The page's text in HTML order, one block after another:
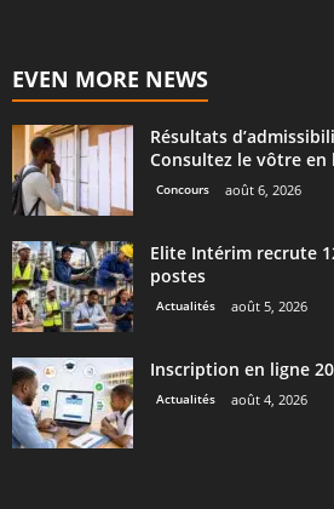
EVEN MORE NEWS
Résultats
Consultez le vôtre en
Concours août 6, 2026
Elite Intérim recrute
postes
Actualités août 5, 2026
Inscription en ligne
Actualités août 4, 2026